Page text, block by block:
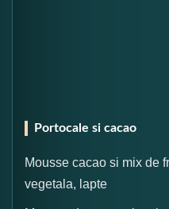
Portocale si cacao
Mousse cacao si mix de
vegetala, lapte